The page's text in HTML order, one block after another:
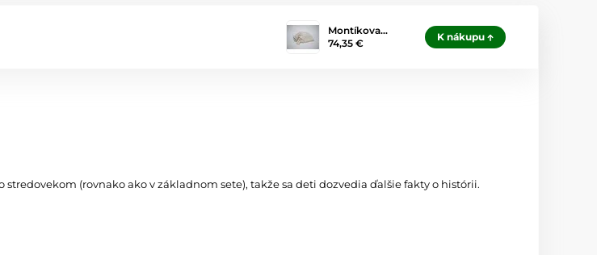
Montíkova…
74,35 €
K nákupu
(rovnako ako v základnom sete), takže sa deti dozvedia ďalšie fakty o histórii.